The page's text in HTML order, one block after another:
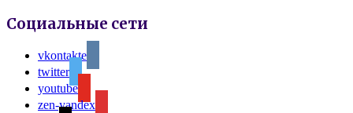
Социальные сети
vkontakte
twitter
youtube
zen-yandex